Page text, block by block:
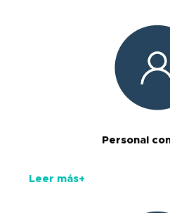
Personal
Leer más+